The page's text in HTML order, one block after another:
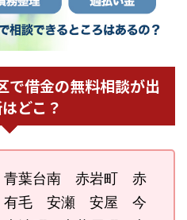
で借金の無料相談が出
どこ？
葉台南 赤岩町 赤
毛 安瀬 安屋 今